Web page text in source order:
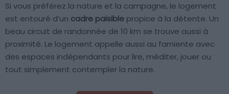
Si vous préférez la nature et la campagne, le logement
est entouré d’un cadre paisible propice à la détente. Un
beau circuit de randonnée de 10 km se trouve aussi à
proximité. Le logement appelle aussi au farniente avec
des espaces indépendants pour lire, méditer, jouer ou
tout simplement contempler la nature.